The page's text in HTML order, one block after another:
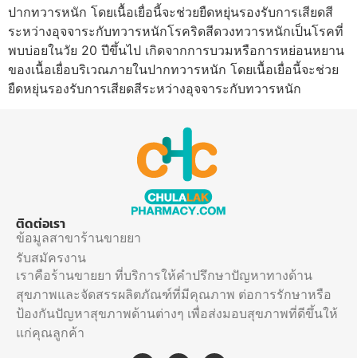
ปากทวารหนัก โดยเนื้อเยื่อนี้จะช่วยยืดหยุ่นรองรับการเสียดสี
ระหว่างอุจจาระกับทวารหนักโรคริดสีดวงทวารหนักเป็นโรคที่
พบบ่อยในวัย 20 ปีขึ้นไป เกิดจากการบวมหรือการหย่อนหยาน
ของเนื้อเยื่อบริเวณภายในปากทวารหนัก โดยเนื้อเยื่อนี้จะช่วย
ยืดหยุ่นรองรับการเสียดสีระหว่างอุจจาระกับทวารหนัก
ติดต่อเรา
ข้อมูลสาขาร้านขายยา
รับสมัครงาน
เราคือร้านขายยา ที่บริการให้คำปรึกษาปัญหาทางด้าน
สุขภาพและจัดสรรผลิตภัณฑ์ที่มีคุณภาพ ต่อการรักษาหรือ
ป้องกันปัญหาสุขภาพด้านต่างๆ เพื่อส่งมอบสุขภาพที่ดีขึ้นให้
แก่คุณลูกค้า